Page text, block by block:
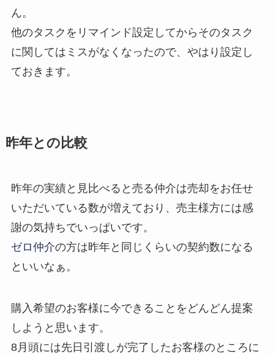
ん。
他のタスクをリマインド設定してからそのタスク
に関してはミスがなくなったので、やはり設定し
ておきます。
昨年との比較
昨年の実績と見比べると売る仲介は売却をお任せ
いただいている数が増えており、売主様方には感
謝の気持ちでいっぱいです。
ゼロ仲介の方は昨年と同じくらいの契約数になる
といいなぁ。
購入希望のお客様に今できることをどんどん提案
しようと思います。
8月頭には先日引渡しが完了したお客様のところに